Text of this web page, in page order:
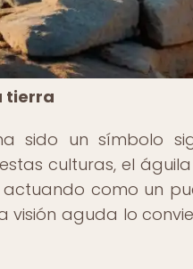
tierra
sido un símbolo
culturas, el
como un
aguda lo